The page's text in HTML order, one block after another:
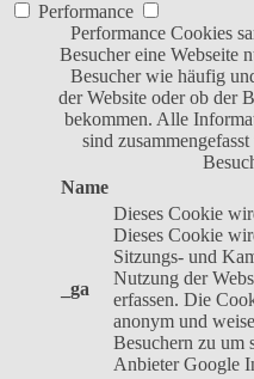
Performance
Performance Cookies
Besucher eine Webseite
Besucher wie häufig
der Website oder ob der
bekommen. Alle
sind
Name
_ga
Dieses Cookie
Dieses Cookie
Sitzungs- und
Nutzung der
erfassen. Die
anonym und
Besuchern zu um
Anbieter Google